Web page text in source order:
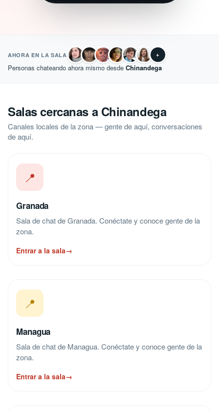
AHORA EN LA SALA +
Personas chateando ahora mismo desde Chinandega
Salas cercanas a Chinandega
Canales locales de la zona — gente de aquí, conversaciones
de aquí.
📍
Granada
Sala de chat de Granada. Conéctate y conoce gente de la
zona.
Entrar a la sala→
📍
Managua
Sala de chat de Managua. Conéctate y conoce gente de la
zona.
Entrar a la sala→